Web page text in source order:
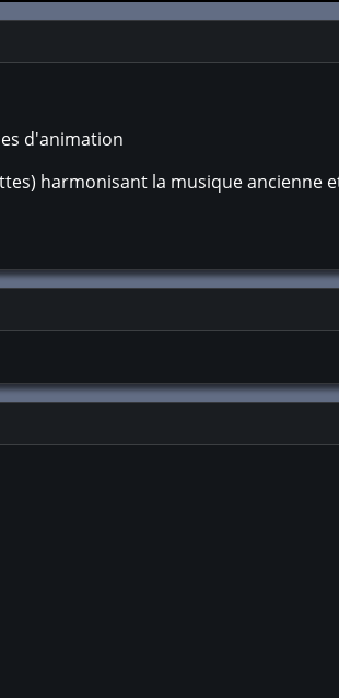
d'animation
harmonisant la musique ancienne